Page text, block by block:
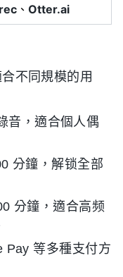
、 Otter.ai
不同規模的用
音，適合個人偶
分鐘，解锁全部
分鐘，適合高频
Pay 等多種支付方